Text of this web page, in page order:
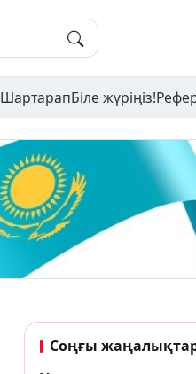
ШартарапБіле жүріңіз!
Соңғы